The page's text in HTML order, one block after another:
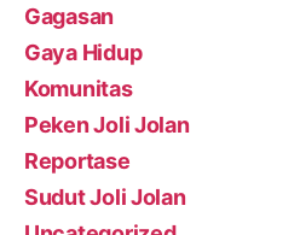
Gagasan
Gaya Hidup
Komunitas
Peken Joli Jolan
Reportase
Sudut Joli Jolan